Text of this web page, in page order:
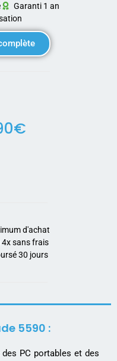
Garanti 1 an
€
d'achat
4x sans frais
30 jours
5590 :
PC portables et des